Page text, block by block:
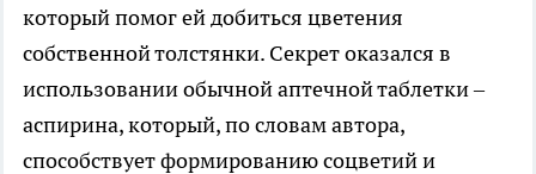
который помог ей добиться цветения
собственной толстянки. Секрет оказался в
использовании обычной аптечной таблетки –
аспирина, который, по словам автора,
способствует формированию соцветий и